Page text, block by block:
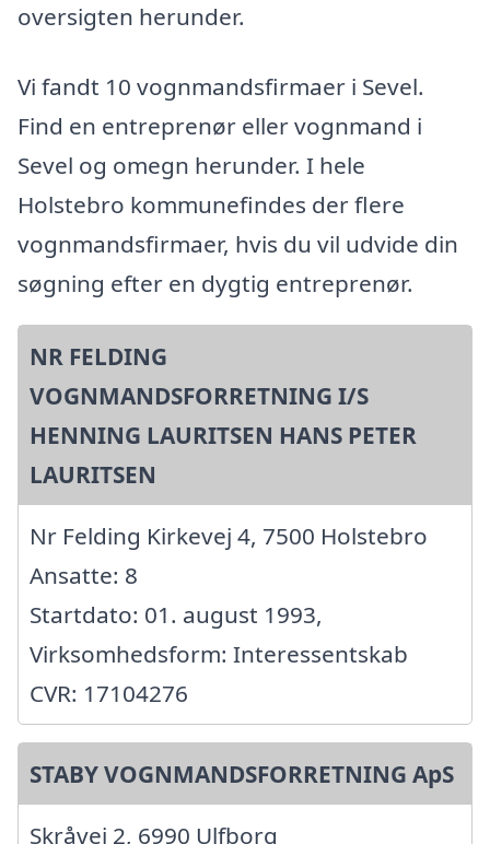
oversigten herunder.
Vi fandt 10 vognmandsfirmaer i Sevel.
Find en entreprenør eller vognmand i
Sevel og omegn herunder. I hele
Holstebro kommunefindes der flere
vognmandsfirmaer, hvis du vil udvide din
søgning efter en dygtig entreprenør.
NR FELDING
VOGNMANDSFORRETNING I/S
HENNING LAURITSEN HANS PETER
LAURITSEN
Nr Felding Kirkevej 4, 7500 Holstebro
Ansatte: 8
Startdato: 01. august 1993,
Virksomhedsform: Interessentskab
CVR: 17104276
STABY VOGNMANDSFORRETNING ApS
Skråvej 2, 6990 Ulfborg